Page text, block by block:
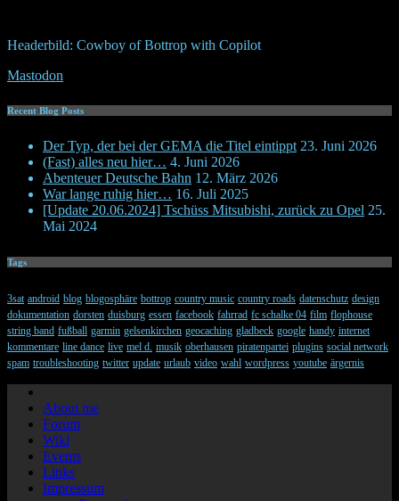
Headerbild: Cowboy of Bottrop with Copilot
Mastodon
Recent Blog Posts
Der Typ, der bei der GEMA die Titel eintippt 23. Juni 2026
(Fast) alles neu hier… 4. Juni 2026
Abenteuer Deutsche Bahn 12. März 2026
War lange ruhig hier… 16. Juli 2025
[Update 20.06.2024] Tschüss Mitsubishi, zurück zu Opel 25.
Mai 2024
Tags
3sat android blog blogosphäre bottrop country music country roads datenschutz design
dokumentation dorsten duisburg essen facebook fahrrad fc schalke 04 film flophouse
string band fußball garmin gelsenkirchen geocaching gladbeck google handy internet
kommentare line dance live mel d. musik oberhausen piratenpartei plugins social network
spam troubleshooting twitter update urlaub video wahl wordpress youtube ärgernis
About me
Forum
Wiki
Events
Links
Impressum